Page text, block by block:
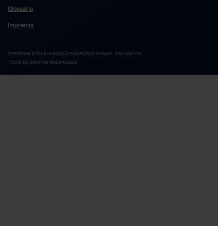
Glossário
Imprensa
COPYRIGHT © 2024 FUNDAÇÃO FRANCISCO MANUEL DOS SANTOS.
TODOS OS DIREITOS RESERVADOS